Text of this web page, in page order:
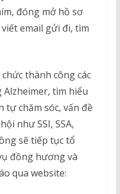
đóng mở hồ sơ
email gửi đi, tìm
thành công các
tìm hiểu
tự chăm sóc, vấn đề
như SSI, SSA,
sẽ tiếp tục tổ
đồng hương và
qua website: